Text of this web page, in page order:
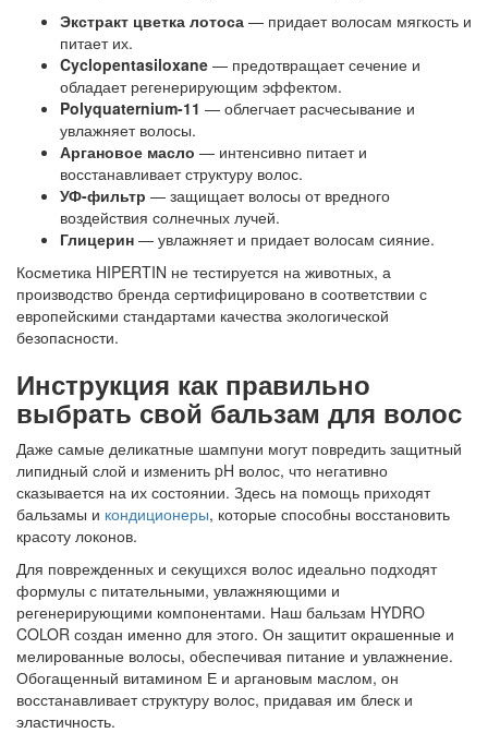
Экстракт цветка лотоса — придает волосам мягкость и
питает их.
Cyclopentasiloxane — предотвращает сечение и
обладает регенерирующим эффектом.
Polyquaternium-11 — облегчает расчесывание и
увлажняет волосы.
Аргановое масло — интенсивно питает и
восстанавливает структуру волос.
УФ-фильтр — защищает волосы от вредного
воздействия солнечных лучей.
Глицерин — увлажняет и придает волосам сияние.
Косметика HIPERTIN не тестируется на животных, а
производство бренда сертифицировано в соответствии с
европейскими стандартами качества экологической
безопасности.
Инструкция как правильно
выбрать свой бальзам для волос
Даже самые деликатные шампуни могут повредить защитный
липидный слой и изменить pH волос, что негативно
сказывается на их состоянии. Здесь на помощь приходят
бальзамы и кондиционеры, которые способны восстановить
красоту локонов.
Для поврежденных и секущихся волос идеально подходят
формулы с питательными, увлажняющими и
регенерирующими компонентами. Наш бальзам HYDRO
COLOR создан именно для этого. Он защитит окрашенные и
мелированные волосы, обеспечивая питание и увлажнение.
Обогащенный витамином Е и аргановым маслом, он
восстанавливает структуру волос, придавая им блеск и
эластичность.